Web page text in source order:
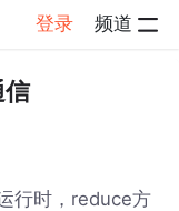
登录 频道
行时，reduce方